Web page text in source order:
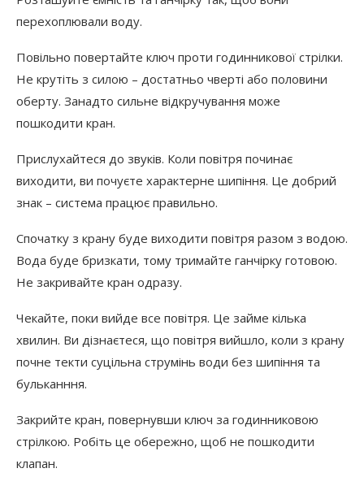
перехоплювали воду.
Повільно повертайте ключ проти годинникової стрілки.
Не крутіть з силою – достатньо чверті або половини
оберту. Занадто сильне відкручування може
пошкодити кран.
Прислухайтеся до звуків. Коли повітря починає
виходити, ви почуєте характерне шипіння. Це добрий
знак – система працює правильно.
Спочатку з крану буде виходити повітря разом з водою.
Вода буде бризкати, тому тримайте ганчірку готовою.
Не закривайте кран одразу.
Чекайте, поки вийде все повітря. Це займе кілька
хвилин. Ви дізнаєтеся, що повітря вийшло, коли з крану
почне текти суцільна струмінь води без шипіння та
бульканння.
Закрийте кран, повернувши ключ за годинниковою
стрілкою. Робіть це обережно, щоб не пошкодити
клапан.